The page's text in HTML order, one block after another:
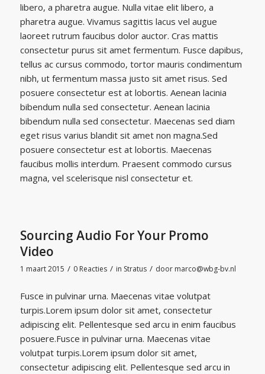
libero, a pharetra augue. Nulla vitae elit libero, a
pharetra augue. Vivamus sagittis lacus vel augue
laoreet rutrum faucibus dolor auctor. Cras mattis
consectetur purus sit amet fermentum. Fusce dapibus,
tellus ac cursus commodo, tortor mauris condimentum
nibh, ut fermentum massa justo sit amet risus. Sed
posuere consectetur est at lobortis. Aenean lacinia
bibendum nulla sed consectetur. Aenean lacinia
bibendum nulla sed consectetur. Maecenas sed diam
eget risus varius blandit sit amet non magna.Sed
posuere consectetur est at lobortis. Maecenas
faucibus mollis interdum. Praesent commodo cursus
magna, vel scelerisque nisl consectetur et.
Sourcing Audio For Your Promo
Video
1 maart 2015 / 0 Reacties / in Stratus / door marco@wbg-bv.nl
Fusce in pulvinar urna. Maecenas vitae volutpat
turpis.Lorem ipsum dolor sit amet, consectetur
adipiscing elit. Pellentesque sed arcu in enim faucibus
posuere.Fusce in pulvinar urna. Maecenas vitae
volutpat turpis.Lorem ipsum dolor sit amet,
consectetur adipiscing elit. Pellentesque sed arcu in